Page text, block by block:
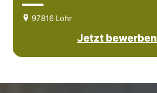
97816 Lohr
Jetzt bewerben